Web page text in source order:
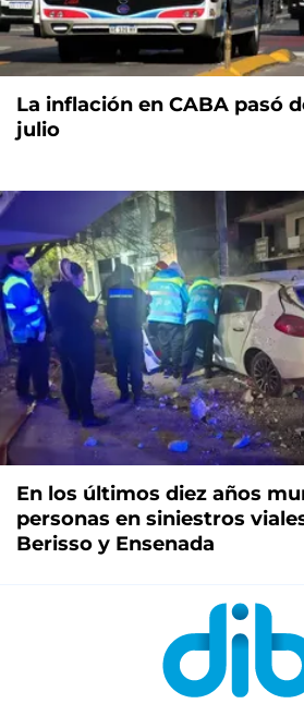
La inflación en CABA pasó
julio
En los últimos diez años
personas en siniestros
Berisso y Ensenada